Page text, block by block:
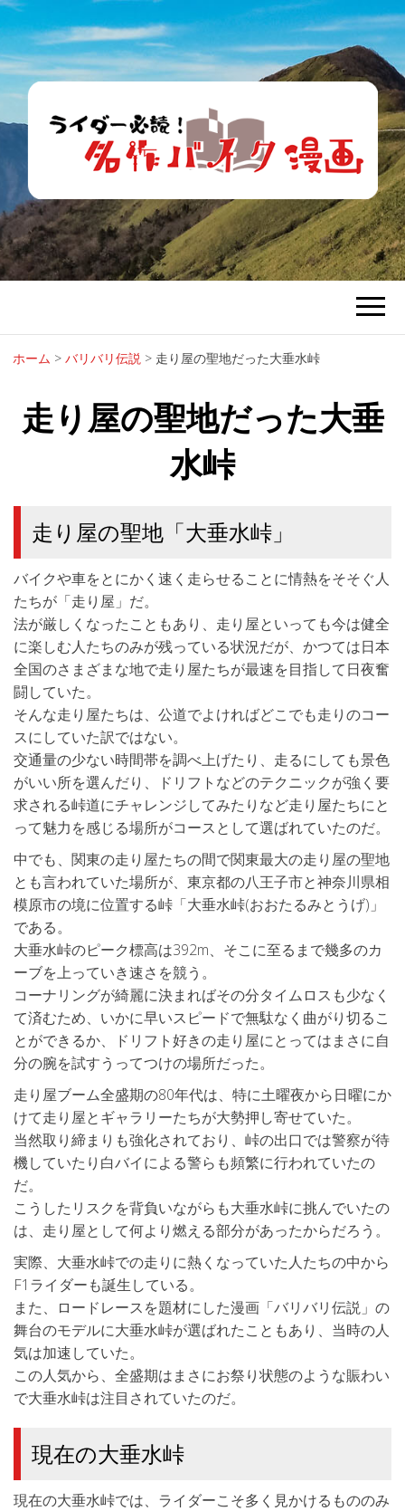
ライダー必
読！名作バイ
ク漫画
バイク漫画で青春時代を懐かしむ。
ホーム > バリバリ伝説 > 走り屋の聖地だった大垂水峠
走り屋の聖地だった大垂
水峠
走り屋の聖地「大垂水峠」
バイクや車をとにかく速く走らせることに情熱をそそぐ人
たちが「走り屋」だ。
法が厳しくなったこともあり、走り屋といっても今は健全
に楽しむ人たちのみが残っている状況だが、かつては日本
全国のさまざまな地で走り屋たちが最速を目指して日夜奮
闘していた。
そんな走り屋たちは、公道でよければどこでも走りのコー
スにしていた訳ではない。
交通量の少ない時間帯を調べ上げたり、走るにしても景色
がいい所を選んだり、ドリフトなどのテクニックが強く要
求される峠道にチャレンジしてみたりなど走り屋たちにと
って魅力を感じる場所がコースとして選ばれていたのだ。
中でも、関東の走り屋たちの間で関東最大の走り屋の聖地
とも言われていた場所が、東京都の八王子市と神奈川県相
模原市の境に位置する峠「大垂水峠(おおたるみとうげ)」
である。
大垂水峠のピーク標高は392m、そこに至るまで幾多のカ
ーブを上っていき速さを競う。
コーナリングが綺麗に決まればその分タイムロスも少なく
て済むため、いかに早いスピードで無駄なく曲がり切るこ
とができるか、ドリフト好きの走り屋にとってはまさに自
分の腕を試すうってつけの場所だった。
走り屋ブーム全盛期の80年代は、特に土曜夜から日曜にか
けて走り屋とギャラリーたちが大勢押し寄せていた。
当然取り締まりも強化されており、峠の出口では警察が待
機していたり白バイによる警らも頻繁に行われていたの
だ。
こうしたリスクを背負いながらも大垂水峠に挑んでいたの
は、走り屋として何より燃える部分があったからだろう。
実際、大垂水峠での走りに熱くなっていた人たちの中から
F1ライダーも誕生している。
また、ロードレースを題材にした漫画「バリバリ伝説」の
舞台のモデルに大垂水峠が選ばれたこともあり、当時の人
気は加速していた。
この人気から、全盛期はまさにお祭り状態のような賑わい
で大垂水峠は注目されていたのだ。
現在の大垂水峠
現在の大垂水峠では、ライダーこそ多く見かけるもののみ